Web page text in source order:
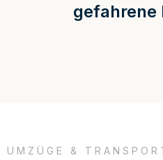
gefahrene
UMZÜGE &